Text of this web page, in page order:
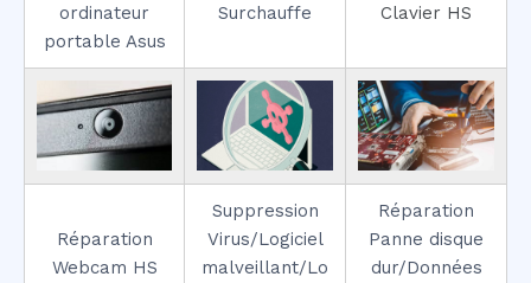
ordinateur
portable Asus
Surchauffe
Clavier HS
Réparation
Webcam HS
Suppression
Virus/Logiciel
malveillant/Lo
Réparation
Panne disque
dur/Données